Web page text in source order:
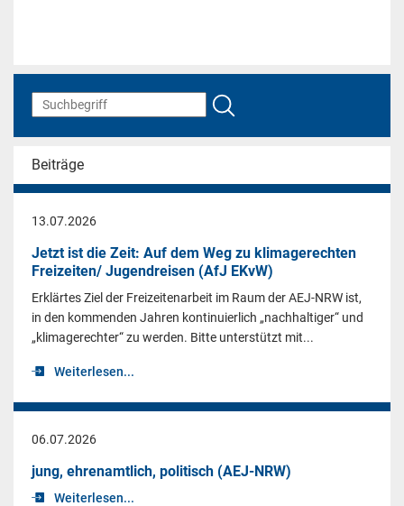
Beiträge
13.07.2026
Jetzt ist die Zeit: Auf dem Weg zu klimagerechten
Freizeiten/ Jugendreisen (AfJ EKvW)
Erklärtes Ziel der Freizeitenarbeit im Raum der AEJ-NRW ist,
in den kommenden Jahren kontinuierlich „nachhaltiger“ und
„klimagerechter“ zu werden. Bitte unterstützt mit...
Weiterlesen...
06.07.2026
jung, ehrenamtlich, politisch (AEJ-NRW)
Weiterlesen...